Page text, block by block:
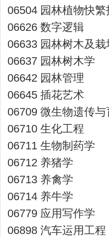
06504 园林植物快繁
06626 数字逻辑
06633 园林树木及栽
06637 园林树木学
06642 园林管理
06645 插花艺术
06709 微生物遗传与
06710 生化工程
06711 生物制药学
06712 养猪学
06713 养禽学
06714 养牛学
06779 应用写作学
06898 汽车运用工程